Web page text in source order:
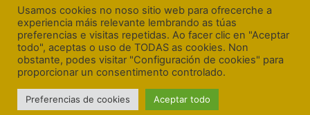
15706 Santiago de Compostela (A Coruña)
Aviso Legal
Usamos cookies no noso sitio web para ofrecerche a
experiencia máis relevante lembrando as túas
preferencias e visitas repetidas. Ao facer clic en "Aceptar
todo", aceptas o uso de TODAS as cookies. Non
obstante, podes visitar "Configuración de cookies" para
proporcionar un consentimento controlado.
Preferencias de cookies Aceptar todo